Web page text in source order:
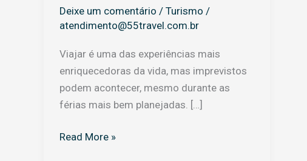
Deixe um comentário / Turismo /
atendimento@55travel.com.br
Viajar é uma das experiências mais
enriquecedoras da vida, mas imprevistos
podem acontecer, mesmo durante as
férias mais bem planejadas. […]
Read More »